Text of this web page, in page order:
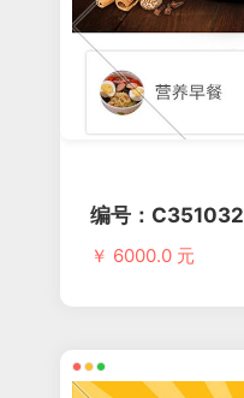
编号：C351032
￥ 6000.0 元